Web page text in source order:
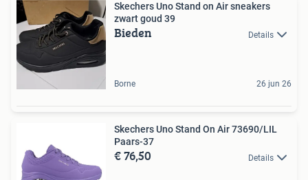
Skechers Uno Stand on Air sneakers
zwart goud 39
Bieden Details
Borne 26 jun 26
Skechers Uno Stand On Air 73690/LIL
Paars-37
€ 76,50 Details